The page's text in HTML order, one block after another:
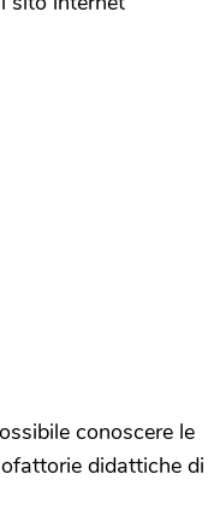
conoscere le
didattiche di